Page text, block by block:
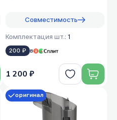
Совместимость
Комплектация шт.: 1
200 ₽ в
1 200 ₽
оригинал